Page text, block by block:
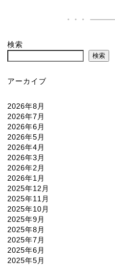
検索
検索
アーカイブ
2026年8月
2026年7月
2026年6月
2026年5月
2026年4月
2026年3月
2026年2月
2026年1月
2025年12月
2025年11月
2025年10月
2025年9月
2025年8月
2025年7月
2025年6月
2025年5月